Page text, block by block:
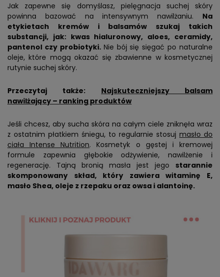
Jak zapewne się domyślasz, pielęgnacja suchej skóry
powinna bazować na intensywnym nawilżaniu. Na
etykietach kremów i balsamów szukaj takich
substancji, jak: kwas hialuronowy, aloes, ceramidy,
pantenol czy probiotyki. Nie bój się sięgać po naturalne
oleje, które mogą okazać się zbawienne w kosmetycznej
rutynie suchej skóry.
Przeczytaj także:
Najskuteczniejszy balsam
nawilżający – ranking produktów
Jeśli chcesz, aby sucha skóra na całym ciele zniknęła wraz
z ostatnim płatkiem śniegu, to regularnie stosuj masło do
ciała Intense Nutrition. Kosmetyk o gęstej i kremowej
formule zapewnia głębokie odżywienie, nawilżenie i
regenerację. Tajną bronią masła jest jego starannie
skomponowany skład, który zawiera witaminę E,
masło Shea, oleje z rzepaku oraz owsa i alantoinę.